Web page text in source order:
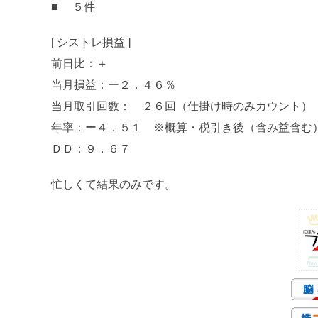
■ ５件
[ シストレ損益 ]
前日比：＋
当月損益：ー２．４６％
当月取引回数： ２６回（仕掛け時のみカウント）
年率：ー４．５１ ※概算・税引き後（含み益含む
ＤＤ：９．６７
忙しくて結果のみです。